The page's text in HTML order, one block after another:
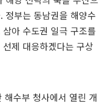
정부는 동남권을 해양수
아 수도권 일극 구조를
제 대응하겠다는 구상
수부 청사에서 열린 개